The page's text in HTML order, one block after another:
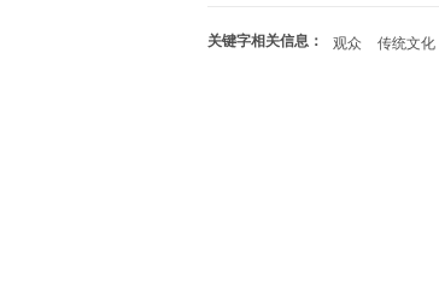
关键字相关信息： 观众 传统文化